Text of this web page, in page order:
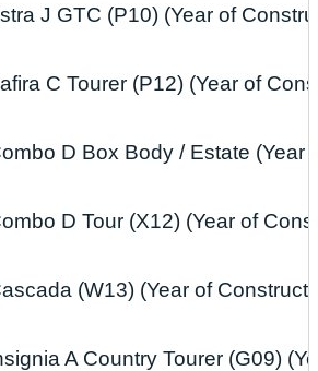
J GTC (P10) (Year of
C Tourer (P12) (Year of
D Box Body / Estate (Year
D Tour (X12) (Year of
(W13) (Year of
A Country Tourer (G09)